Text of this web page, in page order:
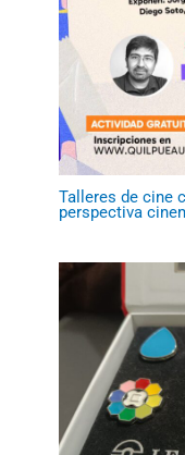
Talleres de cine
perspectiva